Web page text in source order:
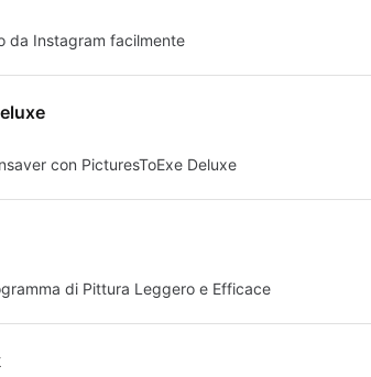
da Instagram facilmente
con PicturesToExe Deluxe
di Pittura Leggero e Efficace